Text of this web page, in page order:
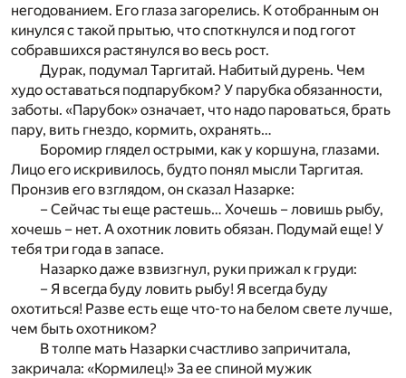
негодованием. Его глаза загорелись. К отобранным он
кинулся с такой прытью, что споткнулся и под гогот
собравшихся растянулся во весь рост.
Дурак, подумал Таргитай. Набитый дурень. Чем
худо оставаться подпарубком? У парубка обязанности,
заботы. «Парубок» означает, что надо пароваться, брать
пару, вить гнездо, кормить, охранять…
Боромир глядел острыми, как у коршуна, глазами.
Лицо его искривилось, будто понял мысли Таргитая.
Пронзив его взглядом, он сказал Назарке:
– Сейчас ты еще растешь… Хочешь – ловишь рыбу,
хочешь – нет. А охотник ловить обязан. Подумай еще! У
тебя три года в запасе.
Назарко даже взвизгнул, руки прижал к груди:
– Я всегда буду ловить рыбу! Я всегда буду
охотиться! Разве есть еще что-то на белом свете лучше,
чем быть охотником?
В толпе мать Назарки счастливо запричитала,
закричала: «Кормилец!» За ее спиной мужик